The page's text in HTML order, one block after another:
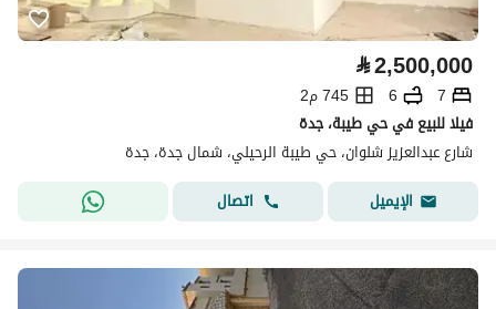
⃁2,500,000
7
6
745 م2
فيلا للبيع في حي طيبة، جدة
شارع عبدالعزيز شلوان، حي طيبة الرحيلي، شمال جدة، جدة
الإيميل
اتصال